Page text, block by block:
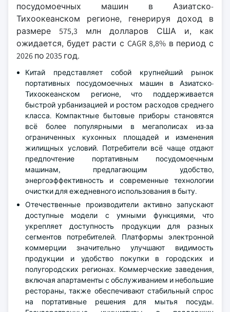
посудомоечных машин в Азиатско-
Тихоокеанском регионе, генерируя доход в
размере 575,3 млн долларов США и, как
ожидается, будет расти с CAGR 8,8% в период с
2026 по 2035 год.
Китай представляет собой крупнейший рынок
портативных посудомоечных машин в Азиатско-
Тихоокеанском регионе, что поддерживается
быстрой урбанизацией и ростом расходов среднего
класса. Компактные бытовые приборы становятся
всё более популярными в мегаполисах из-за
ограниченных кухонных площадей и изменения
жилищных условий. Потребители всё чаще отдают
предпочтение портативным посудомоечным
машинам, предлагающим удобство,
энергоэффективность и современные технологии
очистки для ежедневного использования в быту.
Отечественные производители активно запускают
доступные модели с умными функциями, что
укрепляет доступность продукции для разных
сегментов потребителей. Платформы электронной
коммерции значительно улучшают видимость
продукции и удобство покупки в городских и
полугородских регионах. Коммерческие заведения,
включая апартаменты с обслуживанием и небольшие
рестораны, также обеспечивают стабильный спрос
на портативные решения для мытья посуды.